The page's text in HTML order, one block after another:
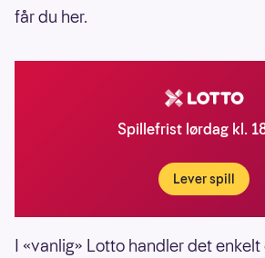
får du her.
Spillefrist lørdag kl.
Lever spill
I «vanlig» Lotto handler det enkelt